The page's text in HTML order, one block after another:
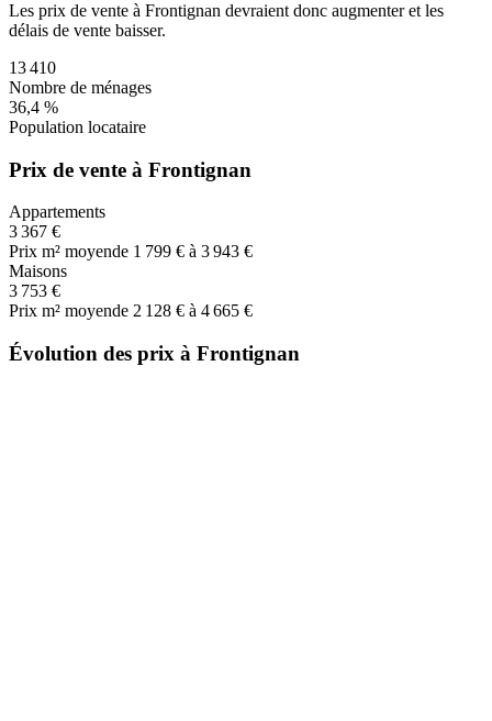
Les prix de vente à Frontignan devraient donc augmenteret les
délais de vente baisser.
13 410
Nombre de ménages
36,4 %
Population locataire
Prix de vente à Frontignan
Appartements
3 367 €
Prix m² moyende 1 799 € à 3 943 €
Maisons
3 753 €
Prix m² moyende 2 128 € à 4 665 €
Évolution des prix à Frontignan